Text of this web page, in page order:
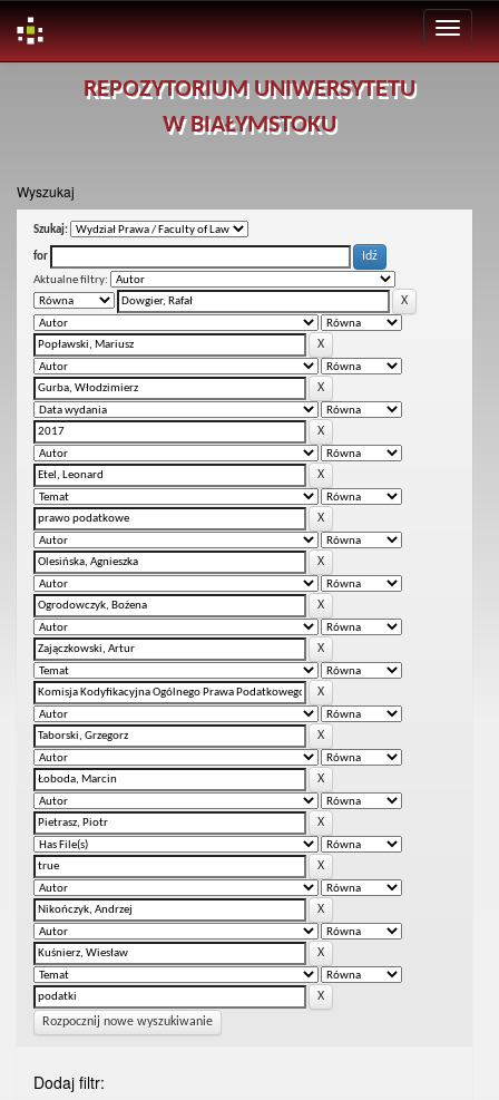
REPOZYTORIUM UNIWERSYTETU
W BIAŁYMSTOKU
Wyszukaj
Szukaj:
for
Aktualne filtry:
Rozpocznij nowe wyszukiwanie
Dodaj filtr: